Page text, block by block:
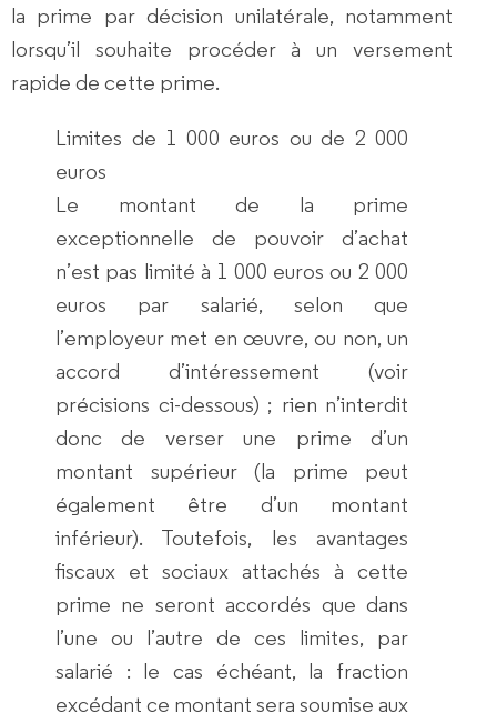
la prime par décision unilatérale, notamment
lorsqu’il souhaite procéder à un versement
rapide de cette prime.
Limites de 1 000 euros ou de 2 000
euros
Le montant de la prime
exceptionnelle de pouvoir d’achat
n’est pas limité à 1 000 euros ou 2 000
euros par salarié, selon que
l’employeur met en œuvre, ou non, un
accord d’intéressement (voir
précisions ci-dessous) ; rien n’interdit
donc de verser une prime d’un
montant supérieur (la prime peut
également être d’un montant
inférieur). Toutefois, les avantages
fiscaux et sociaux attachés à cette
prime ne seront accordés que dans
l’une ou l’autre de ces limites, par
salarié : le cas échéant, la fraction
excédant ce montant sera soumise aux